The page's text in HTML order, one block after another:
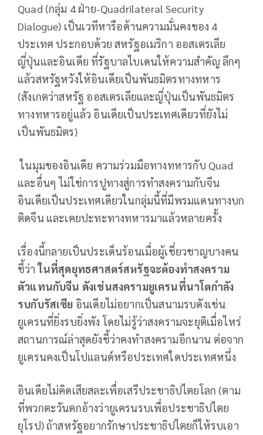
Quad (กลุ่ม 4 ฝ่าย-Quadrilateral Security
Dialogue) เป็นเวทีหารือด้านความมั่นคงของ 4
ประเทศ ประกอบด้วย สหรัฐอเมริกา ออสเตรเลีย
ญี่ปุ่นและอินเดีย ที่รัฐบาลไบเดนให้ความสำคัญ ลึกๆ
แล้วสหรัฐหวังให้อินเดียเป็นพันธมิตรทางทหาร
(สังเกตว่าสหรัฐ ออสเตรเลียและญี่ปุ่นเป็นพันธมิตร
ทางทหารอยู่แล้ว อินเดียเป็นประเทศเดียวที่ยังไม่
เป็นพันธมิตร)
ในมุมของอินเดีย ความร่วมมือทางทหารกับ Quad
และอื่นๆ ไม่ใช่การปูทางสู่การทำสงครามกับจีน
อินเดียเป็นประเทศเดียวในกลุ่มนี้ที่มีพรมแดนทางบก
ติดจีน และเคยปะทะทางทหารมาแล้วหลายครั้ง
เรื่องนี้กลายเป็นประเด็นร้อนเมื่อผู้เชี่ยวชาญบางคน
ชี้ว่าในที่สุดยุทธศาสตร์สหรัฐจะต้องทำสงคราม
ตัวแทนกับจีน ดังเช่นสงครามยูเครนที่นาโตกำลัง
รบกับรัสเซีย อินเดียไม่อยากเป็นสนามรบดังเช่น
ยูเครนที่ยิ่งรบยิ่งพัง โดยไม่รู้ว่าสงครามจะยุติเมื่อไหร่
สถานการณ์ล่าสุดยังชี้ว่าคงทำสงครามอีกนาน ต่อจาก
ยูเครนคงเป็นโปแลนด์หรือประเทศใดประเทศหนึ่ง
อินเดียไม่คิดเสียสละเพื่อเสรีประชาธิปไตยโลก (ตาม
ที่พวกตะวันตกอ้างว่ายูเครนรบเพื่อประชาธิปไตย
ยุโรป) ถ้าสหรัฐอยากรักษาประชาธิปไตยก็ให้รบเอา